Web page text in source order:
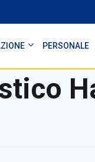
PERSONALE